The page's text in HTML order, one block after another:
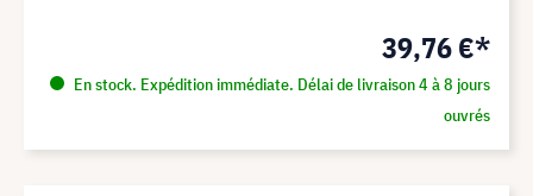
39,76 €*
En stock. Expédition immédiate. Délai de livraison 4 à 8 jours
ouvrés